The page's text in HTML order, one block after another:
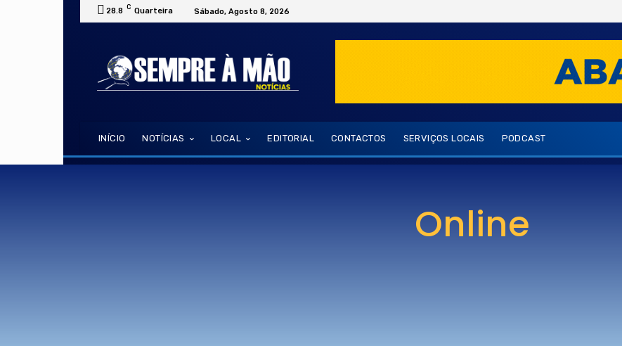
28.8 C Quarteira Sábado, Agosto 8, 2026
INÍCIO NOTÍCIAS LOCAL EDITORIAL CONTACTOS SERVIÇOS LOCAIS PODCAST
Online